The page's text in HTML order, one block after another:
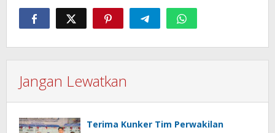
Jangan Lewatkan
Terima Kunker Tim Perwakilan